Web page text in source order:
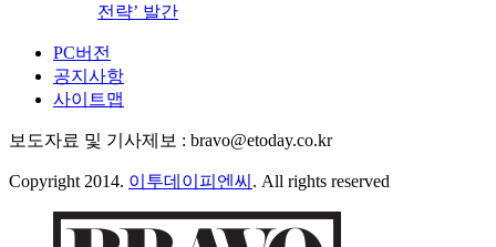
전략’ 발간
PC버전
공지사항
사이트맵
보도자료 및 기사제보 : bravo@etoday.co.kr
Copyright 2014. 이투데이피엔씨 . All rights reserved